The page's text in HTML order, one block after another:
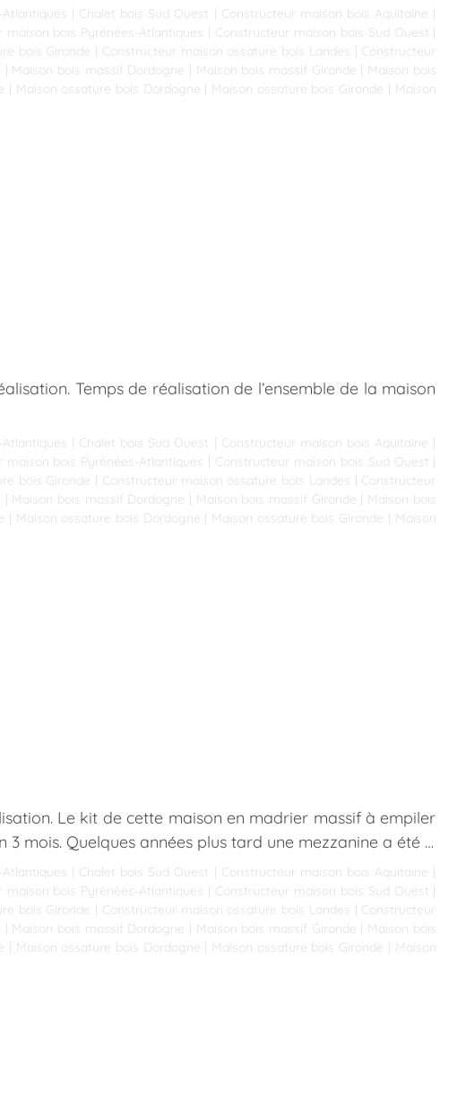
| Chalet bois Sud Ouest | Constructeur maison bois Aquitaine |
maison bois Pyrénées-Atlantiques | Constructeur maison bois Sud Ouest |
bois Gironde | Constructeur maison ossature bois Landes | Constructeur
| Maison bois massif Dordogne | Maison bois massif Gironde | Maison bois
| Maison ossature bois Dordogne | Maison ossature bois Gironde | Maison
Temps de réalisation de l’ensemble de la maison
| Chalet bois Sud Ouest | Constructeur maison bois Aquitaine |
maison bois Pyrénées-Atlantiques | Constructeur maison bois Sud Ouest |
bois Gironde | Constructeur maison ossature bois Landes | Constructeur
| Maison bois massif Dordogne | Maison bois massif Gironde | Maison bois
| Maison ossature bois Dordogne | Maison ossature bois Gironde | Maison
Le kit de cette maison en madrier massif à empiler
mois. Quelques années plus tard une mezzanine a été …
| Chalet bois Sud Ouest | Constructeur maison bois Aquitaine |
maison bois Pyrénées-Atlantiques | Constructeur maison bois Sud Ouest |
bois Gironde | Constructeur maison ossature bois Landes | Constructeur
| Maison bois massif Dordogne | Maison bois massif Gironde | Maison bois
| Maison ossature bois Dordogne | Maison ossature bois Gironde | Maison